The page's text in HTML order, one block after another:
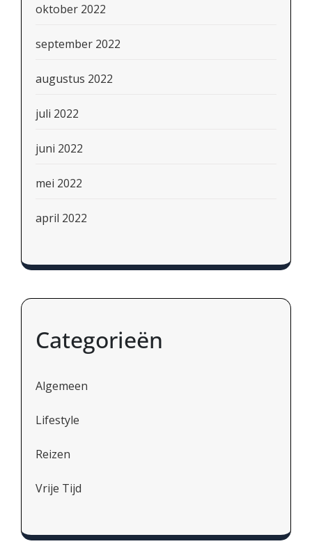
oktober 2022
september 2022
augustus 2022
juli 2022
juni 2022
mei 2022
april 2022
Categorieën
Algemeen
Lifestyle
Reizen
Vrije Tijd